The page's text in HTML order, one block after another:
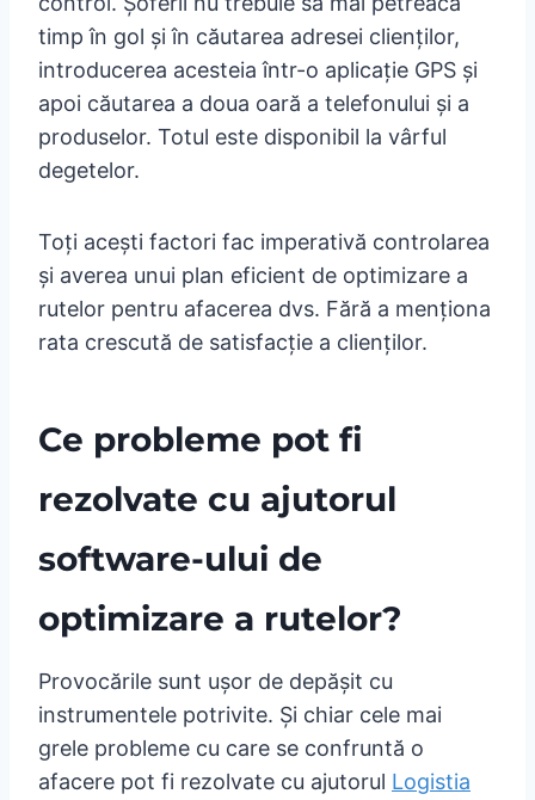
timp în gol și în căutarea adresei clienților,
introducerea acesteia într-o aplicație GPS și
apoi căutarea a doua oară a telefonului și a
produselor. Totul este disponibil la vârful
degetelor.
Toți acești factori fac imperativă controlarea
și averea unui plan eficient de optimizare a
rutelor pentru afacerea dvs. Fără a menționa
rata crescută de satisfacție a clienților.
Ce probleme pot fi
rezolvate cu ajutorul
software-ului de
optimizare a rutelor?
Provocările sunt ușor de depășit cu
instrumentele potrivite. Și chiar cele mai
grele probleme cu care se confruntă o
afacere pot fi rezolvate cu ajutorul Logistia